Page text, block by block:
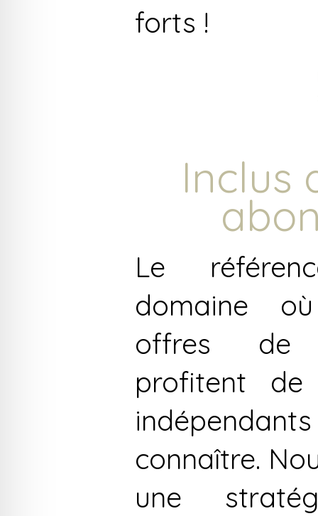
forts !
Inclus
Le
domaine
offres de
profitent
connaître.
une